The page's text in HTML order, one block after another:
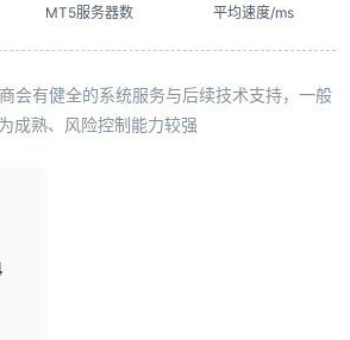
MT5服务器数 平均速度/ms
会有健全的系统服务与后续技术支持，一般
成熟、风险控制能力较强